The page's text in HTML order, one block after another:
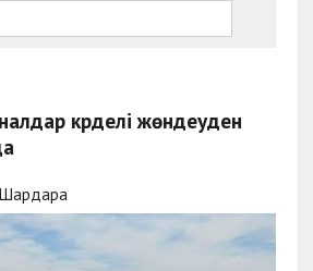
күрделі жөндеуден
Шардара